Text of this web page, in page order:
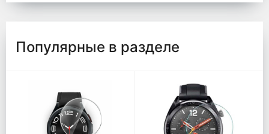
Популярные в разделе